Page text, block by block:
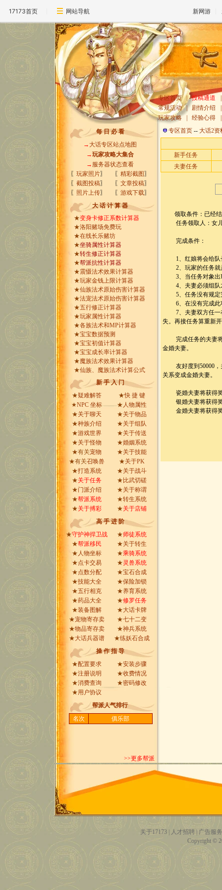
17173首页 网站导航 新网游
专区首页 投稿通道
常规活动
剧情介绍
玩家攻略
经验心得
每 日 必 看
→ 大话专区站点地图
→玩家攻略大集合
→ 服务器状态查看
〖 玩家照片〗 〖 精彩截图 〗
〖 截图投稿〗 〖 文章投稿〗
〖 照片上传〗 〖 游戏下载〗
大 话 计 算 器
★变身卡修正系数计算器
★洛阳赌场免费玩
★在线长乐赌坊
★坐骑属性计算器
★转生修正计算器
★帮派抗性计算器
★震慑法术效果计算器
★玩家金钱上限计算器
★仙族法术原始伤害计算器
★法宠法术原始伤害计算器
★五行修正计算器
★玩家属性计算器
★各族法术和MP计算器
★宝宝数据预测
★宝宝初值计算器
★宝宝成长率计算器
★魔族法术效果计算器
★仙族、魔族法术计算公式
新 手 入 门
★疑难解答 ★快 捷 键
★NPC 坐标 ★ 人物属性
★关于聊天 ★关于物品
★种族介绍 ★关于组队
★游戏世界 ★关于传送
★关于怪物 ★婚姻系统
★有关宠物 ★关于技能
★有关召唤兽 ★关于PK
★打造系统 ★关于战斗
★关于任务 ★ 比武切磋
★门派介绍 ★关于称谓
★帮派系统 ★转生系统
★关于搏彩 ★关于店铺
高 手 进 阶
★守护神捍卫战 ★师徒系统
★帮派移民 ★关于转生
★ 人物坐标 ★乘骑系统
★点卡交易 ★灵兽系统
★点数分配 ★宝石合成
★技能大全 ★保险加锁
★五行相克 ★养育系统
★药品大全 ★修罗任务
★装备图解 ★大话卡牌
★宠物寄存卖 ★七十二变
★物品寄存卖 ★神兵系统
★大话兵器谱 ★练妖石合成
操 作 指 导
★配置要求 ★安装步骤
★注册说明 ★收费情况
★消费查询 ★密码修改
★用户协议
帮派人气排行
名次
俱乐部
>>更多帮派
专区首页 -- 大话2资
新手任务
夫妻任务
领取条件：已经结
任务领取人：女儿
完成条件：
1、红娘将会给队长
2、玩家的任务就是
3、当任务对象出
4、夫妻必须组队
5、任务没有规定
6、在没有完成此
7、夫妻双方任一在
失。再接任务算重新
完成任务的夫妻将
金婚夫妻。
友好度到50000，关
关系变成金婚夫妻。
瓷婚夫妻将获得奖
银婚夫妻将获得奖
金婚夫妻将获得奖
关于17173 人才招聘 |广告服务
Copyright ©